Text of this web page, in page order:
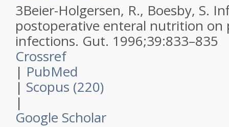
3Beier-Holgersen, R., Boesby, S.
postoperative enteral nutrition on
infections. Gut. 1996;39:833–835
Crossref
| PubMed
| Scopus (220)
|
Google Scholar